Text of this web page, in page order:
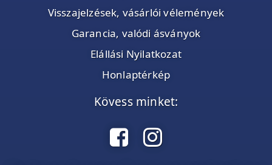
Visszajelzések, vásárlói vélemények
Garancia, valódi ásványok
Elállási Nyilatkozat
Honlaptérkép
Kövess minket: